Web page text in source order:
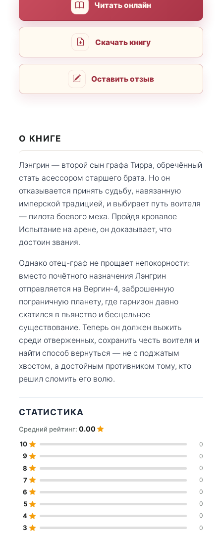
Читать онлайн
Скачать книгу
Оставить отзыв
О КНИГЕ
Лэнгрин — второй сын графа Тирра, обречённый
стать асессором старшего брата. Но он
отказывается принять судьбу, навязанную
имперской традицией, и выбирает путь воителя
— пилота боевого меха. Пройдя кровавое
Испытание на арене, он доказывает, что
достоин звания.
Однако отец-граф не прощает непокорности:
вместо почётного назначения Лэнгрин
отправляется на Вергин-4, заброшенную
пограничную планету, где гарнизон давно
скатился в пьянство и бесцельное
существование. Теперь он должен выжить
среди отверженных, сохранить честь воителя и
найти способ вернуться — не с поджатым
хвостом, а достойным противником тому, кто
решил сломить его волю.
СТАТИСТИКА
Средний рейтинг: 0.00
10 0
9 0
8 0
7 0
6 0
5 0
4 0
3 0